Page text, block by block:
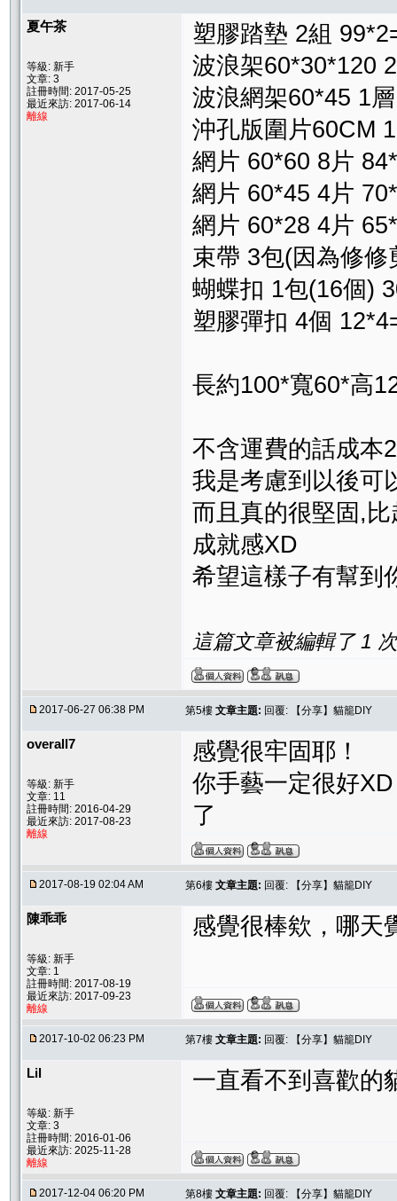
夏午茶
等級: 新手
文章: 3
註冊時間: 2017-05-25
最近來訪: 2017-06-14
離線
塑膠踏墊 2組
波浪架60*30*120
波浪網架60*45 1
沖孔版圍片60CM
網片 60*60 8片
網片 60*45 4片
網片 60*28 4片
束帶 3包(因為修
蝴蝶扣 1包(16個)
塑膠彈扣 4個
長約100*寬60*高
不含運費的話成本
我是考慮到以後可
而且真的很堅固,
成就感XD
希望這樣子有幫到
這篇文章被編輯了 1
2017-06-27 06:38 PM 第5樓 文章主題: 回覆: 【分享】貓籠DIY
overall7
等級: 新手
文章: 11
註冊時間: 2016-04-29
最近來訪: 2017-08-23
離線
感覺很牢固耶！
你手藝一定很好
了
2017-08-19 02:04 AM 第6樓 文章主題: 回覆: 【分享】貓籠DIY
陳乖乖
等級: 新手
文章: 1
註冊時間: 2017-08-19
最近來訪: 2017-09-23
離線
感覺很棒欸，哪天
2017-10-02 06:23 PM 第7樓 文章主題: 回覆: 【分享】貓籠DIY
Lil
等級: 新手
文章: 3
註冊時間: 2016-01-06
最近來訪: 2025-11-28
離線
一直看不到喜歡的
2017-12-04 06:20 PM 第8樓 文章主題: 回覆: 【分享】貓籠DIY